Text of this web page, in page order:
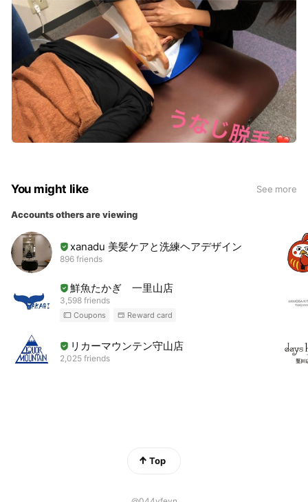
You might like See more
Accounts others are viewing
xanadu 美髪ケアと洗練ヘアデザイン
896 friends
鮮魚たかぎ 一里山店
3,598 friends
Coupons Reward card
リカーマウンテン守山店
2,025 friends
Top